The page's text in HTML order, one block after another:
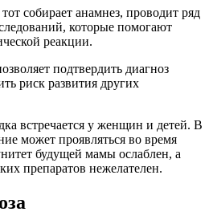
собирает анамнез, проводит ряд
которые помогают
реакции.
подтвердить диагноз
риск развития других
встречается у женщин и детей. В
может проявляться во время
будущей мамы ослаблен, а
препаратов нежелателен.